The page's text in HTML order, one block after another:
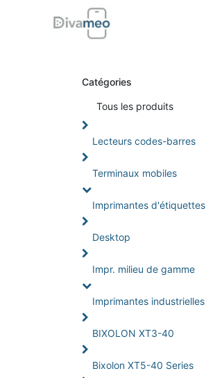
Catégories
Tous les produits
Lecteurs codes-barres
Terminaux mobiles
Imprimantes d'étiquettes
Desktop
Impr. milieu de gamme
Imprimantes industrielles
BIXOLON XT3-40
Bixolon XT5-40 Series